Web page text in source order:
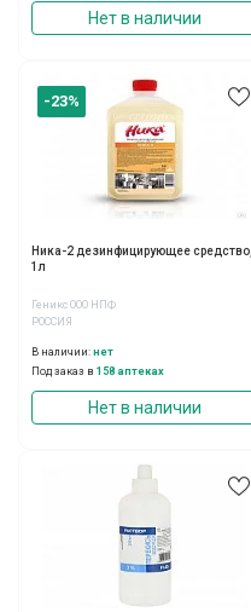
Нет в наличии
-23%
Ника-2 дезинфицирующее средство,
1л
Геникс ООО НПФ
РОССИЯ
В наличии: нет
Под заказ в 158 аптеках
Нет в наличии